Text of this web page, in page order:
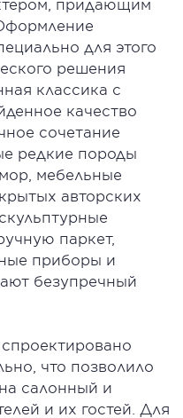
придающим
для этого
решения
классика с
качество
сочетание
редкие породы
мебельные
авторских
паркет,
приборы и
безупречный
что позволило
салонный и
и их гостей. Для